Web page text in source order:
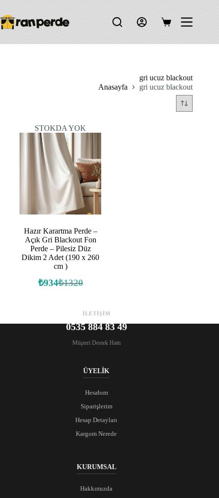
content
Shopping
gri ucuz blackout
Anasayfa
gri ucuz blackout
STOKDA YOK
Hazır Karartma Perde –
Açık Gri Blackout Fon
Perde – Pilesiz Düz
Dikim 2 Adet (190 x 260
cm )
₺1320
Orijinal
₺934 Şu
İLETİŞİM
0535 884 83 49
Müşteri Destek Hattı
ÜYELİK
Hesabım
Siparişlerim
Hesap Detayları
Kargom Nerede
KURUMSAL
Hakkımızda